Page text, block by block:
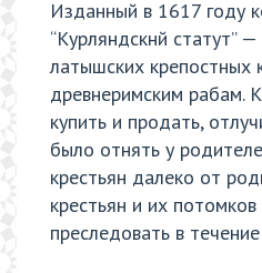
Изданный в 1617 году
“Курляндскнй статут”
латышских крепостных
древнеримским рабам.
купить и продать,
было отнять у
крестьян далеко от
крестьян и их
преследовать в